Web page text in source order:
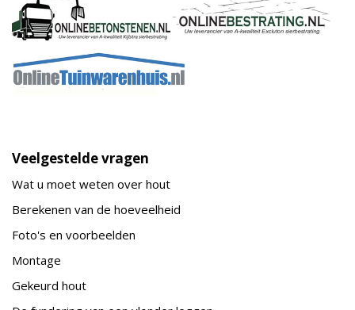
Veelgestelde vragen
Wat u moet weten over hout
Berekenen van de hoeveelheid
Foto's en voorbeelden
Montage
Gekeurd hout